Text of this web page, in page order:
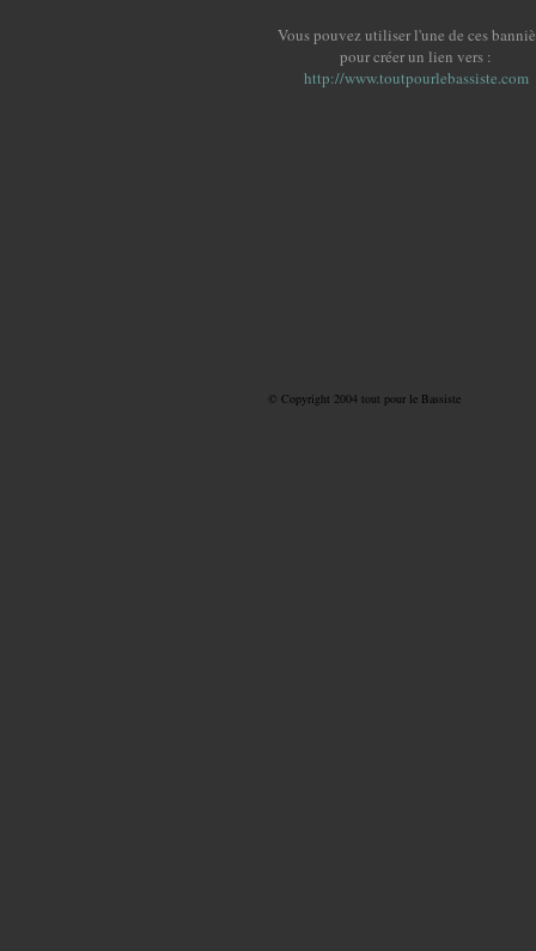
Vous pouvez utiliser l'une de ces
pour créer un lien vers :
http://www.toutpourlebassiste.com
© Copyright 2004 tout pour le Bassiste